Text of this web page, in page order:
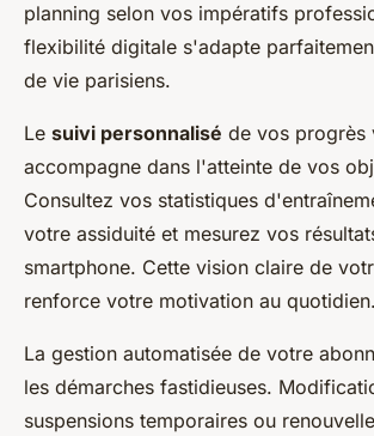
planning selon vos impératifs
flexibilité digitale s'adapte
de vie parisiens.
Le suivi personnalisé de vos progrès
accompagne dans l'atteinte de vos
Consultez vos statistiques
votre assiduité et mesurez vos
smartphone. Cette vision claire de
renforce votre motivation au quotidien.
La gestion automatisée de votre
les démarches fastidieuses.
suspensions temporaires ou